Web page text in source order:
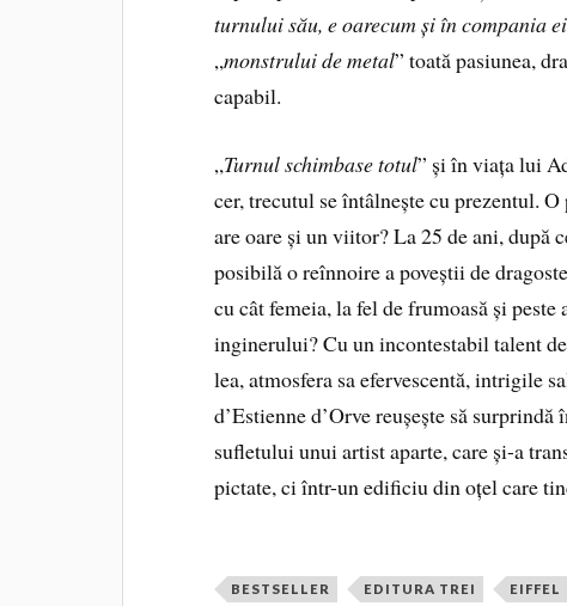
turnului său, e oarecum și în compania ei
„monstrului de metal” toată pasiunea,
capabil.
„Turnul schimbase totul” și în viața lui
cer, trecutul se întâlnește cu prezentul.
are oare și un viitor? La 25 de ani, după
posibilă o reînnoire a poveștii de
cu cât femeia, la fel de frumoasă și
inginerului? Cu un incontestabil talent
lea, atmosfera sa efervescentă, intrigile
d’Estienne d’Orve reușește să
sufletului unui artist aparte, care și-a
pictate, ci într-un edificiu din oțel care
BESTSELLER EDITURA TREI EIFFEL